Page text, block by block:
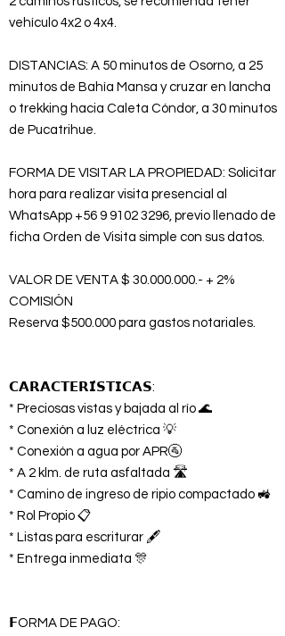
vehículo 4x2 o 4x4.
DISTANCIAS: A 50 minutos de Osorno, a 25
minutos de Bahía Mansa y cruzar en lancha
o trekking hacia Caleta Cóndor, a 30 minutos
de Pucatrihue.
FORMA DE VISITAR LA PROPIEDAD: Solicitar
hora para realizar visita presencial al
WhatsApp +56 9 9102 3296, previo llenado de
ficha Orden de Visita simple con sus datos.
VALOR DE VENTA $ 30.000.000.- + 2%
COMISIÓN
Reserva $500.000 para gastos notariales.
𝗖𝗔𝗥𝗔𝗖𝗧𝗘𝗥𝗜́𝗦𝗧𝗜𝗖𝗔𝗦:
* Preciosas vistas y bajada al río 🌊
* Conexión a luz eléctrica 💡
* Conexión a agua por APR🚰
* A 2 klm. de ruta asfaltada 🛣️
* Camino de ingreso de ripio compactado 🚜
* Rol Propio 📋
* Listas para escriturar 🖋️
* Entrega inmediata 🎊
𝗙ORMA DE PAGO: